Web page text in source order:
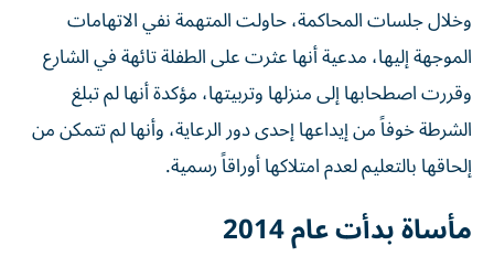
وخلال جلسات المحاكمة، حاولت المتهمة نفي الاتهامات
الموجهة إليها، مدعية أنها عثرت على الطفلة تائهة في الشارع
وقررت اصطحابها إلى منزلها وتربيتها، مؤكدة أنها لم تبلغ
الشرطة خوفاً من إيداعها إحدى دور الرعاية، وأنها لم تتمكن من
إلحاقها بالتعليم لعدم امتلاكها أوراقاً رسمية.
مأساة بدأت عام 2014